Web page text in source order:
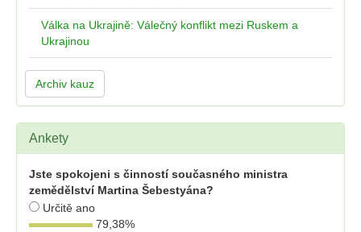
Válka na Ukrajině: Válečný konflikt mezi Ruskem a
Ukrajinou
Archiv kauz
Ankety
Jste spokojeni s činností současného ministra
zemědělství Martina Šebestyána?
Určitě ano
79,38%